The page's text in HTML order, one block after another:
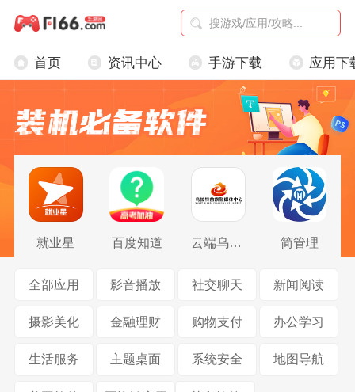
首页 资讯中心 手游下载 应用下
就业星 百度知道 云端乌拉特前旗 简管理
全部应用 影音播放 社交聊天 新闻阅读
摄影美化 金融理财 购物支付 办公学习
生活服务 主题桌面 系统安全 地图导航